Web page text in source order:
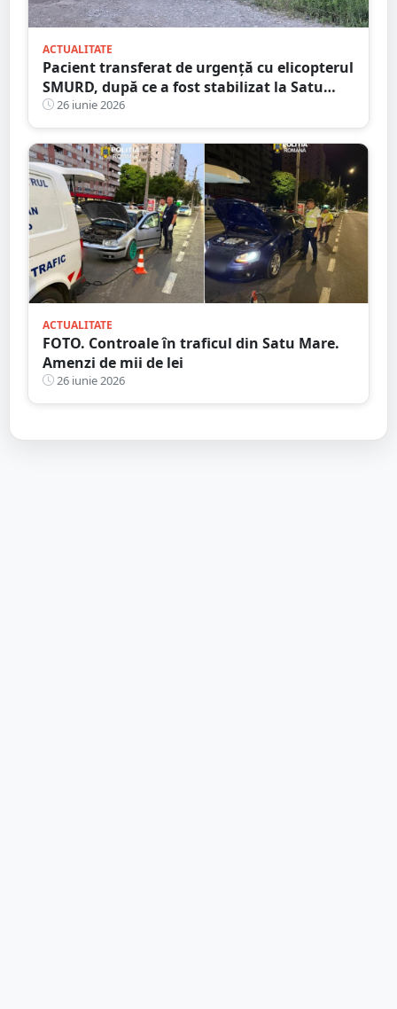
ACTUALITATE
Pacient transferat de urgență cu elicopterul
SMURD, după ce a fost stabilizat la Satu
Mare
26 iunie 2026
ACTUALITATE
FOTO. Controale în traficul din Satu Mare.
Amenzi de mii de lei
26 iunie 2026